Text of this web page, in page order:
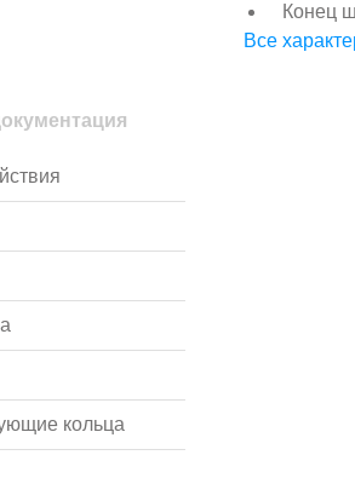
Конец
Все
кольца